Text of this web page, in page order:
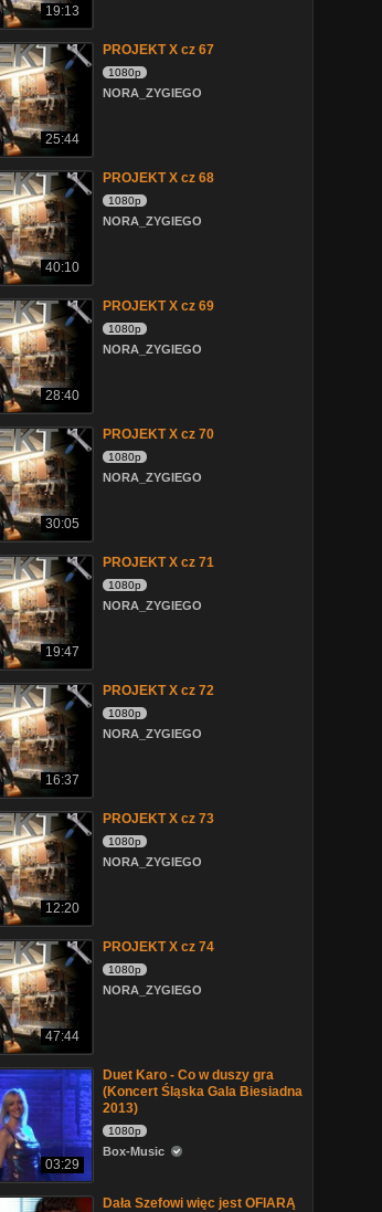
19:13
25:44
PROJEKT X cz 67
1080p
NORA_ZYGIEGO
40:10
PROJEKT X cz 68
1080p
NORA_ZYGIEGO
28:40
PROJEKT X cz 69
1080p
NORA_ZYGIEGO
30:05
PROJEKT X cz 70
1080p
NORA_ZYGIEGO
19:47
PROJEKT X cz 71
1080p
NORA_ZYGIEGO
16:37
PROJEKT X cz 72
1080p
NORA_ZYGIEGO
12:20
PROJEKT X cz 73
1080p
NORA_ZYGIEGO
47:44
PROJEKT X cz 74
1080p
NORA_ZYGIEGO
03:29
Duet Karo - Co w duszy gra
(Koncert Śląska Gala Biesiadna
2013)
1080p
Box-Music
Dała Szefowi więc jest OFIARĄ